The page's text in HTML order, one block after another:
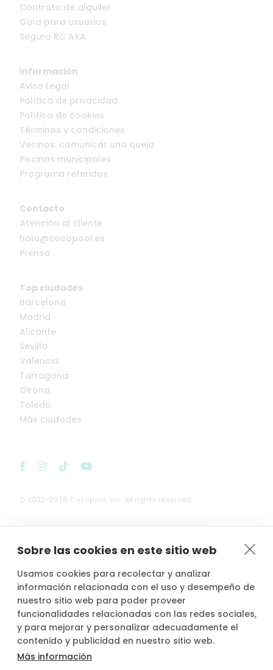
Sobre las cookies en este sitio web
Usamos cookies para recolectar y analizar
información relacionada con el uso y desempeño de
nuestro sitio web para poder proveer
funcionalidades relacionadas con las redes sociales,
y para mejorar y personalizar adecuadamente el
contenido y publicidad en nuestro sitio web.
Más información
© 2022-2026 Cocopool, Inc. All rights reserved.
 Anfitriones asegurados*
Contrato de alquiler
Guía para usuarios
Seguro RC AXA
Información
Aviso Legal
Política de privacidad
Política de cookies
Términos y condiciones
Vecinos: comunicar una queja
Piscinas municipales
Programa referidos
Contacto
Atención al cliente
hola@cocopool.es
Prensa
Top ciudades
Barcelona
Madrid
Alicante
Sevilla
Valencia
Tarragona
Girona
Toledo
Más ciudades
*Actividad, con seguro voluntario de responsabilidad civil del
propietario, contratado por PLACE4PLAN, S.L. con AXA SEGUROS
GENERALES, S.A. de Seguros y Reaseguros, siempre que conste
notificada la reserva con mínimo 2 horas de antelación.